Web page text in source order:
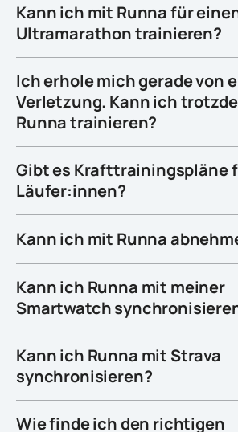
Kann ich mit Runna für
Ultramarathon trainieren?
Ich erhole mich gerade von
Verletzung. Kann ich
Runna trainieren?
Gibt es Krafttrainingspläne
Läufer:innen?
Kann ich mit Runna
Kann ich Runna mit meiner
Smartwatch
Kann ich Runna mit Strava
synchronisieren?
Wie finde ich den richtigen